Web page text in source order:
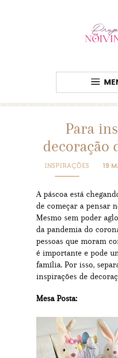
Para
decoração
INSPIRAÇÕES 19
A páscoa está
de começar a pensar
Mesmo sem poder
da pandemia do
pessoas que moram
é importante e pode
família. Por isso,
inspirações de
Mesa Posta: